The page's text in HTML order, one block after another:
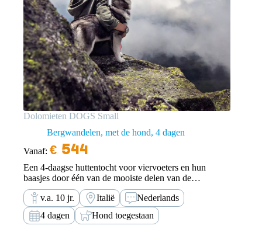
Dolomieten DOGS Small
Bergwandelen, met de hond 4 dagen
Vanaf: € 544
Een 4-daagse huttentocht voor viervoeters en hun
baasjes door één van de mooiste delen van de
Dolomieten.
v.a. 10 jr.
Italië
Nederlands
4 dagen
Hond toegestaan